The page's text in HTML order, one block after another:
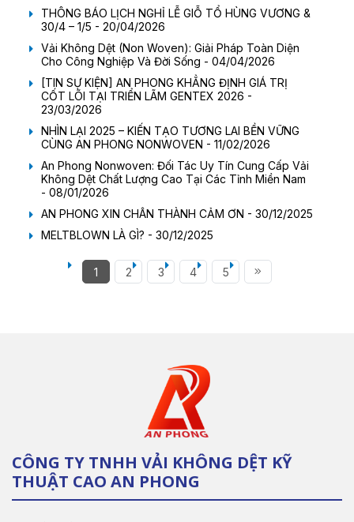
THÔNG BÁO LỊCH NGHỈ LỄ GIỖ TỔ HÙNG VƯƠNG &
30/4 – 1/5 - 20/04/2026
Vải Không Dệt (Non Woven): Giải Pháp Toàn Diện
Cho Công Nghiệp Và Đời Sống - 04/04/2026
[TIN SỰ KIỆN] AN PHONG KHẲNG ĐỊNH GIÁ TRỊ
CỐT LÕI TẠI TRIỂN LÃM GENTEX 2026 -
23/03/2026
NHÌN LẠI 2025 – KIẾN TẠO TƯƠNG LAI BỀN VỮNG
CÙNG AN PHONG NONWOVEN - 11/02/2026
An Phong Nonwoven: Đối Tác Uy Tín Cung Cấp Vải
Không Dệt Chất Lượng Cao Tại Các Tỉnh Miền Nam
- 08/01/2026
AN PHONG XIN CHÂN THÀNH CẢM ƠN - 30/12/2025
MELTBLOWN LÀ GÌ? - 30/12/2025
1 2 3 4 5
CÔNG TY TNHH VẢI KHÔNG DỆT KỸ
THUẬT CAO AN PHONG